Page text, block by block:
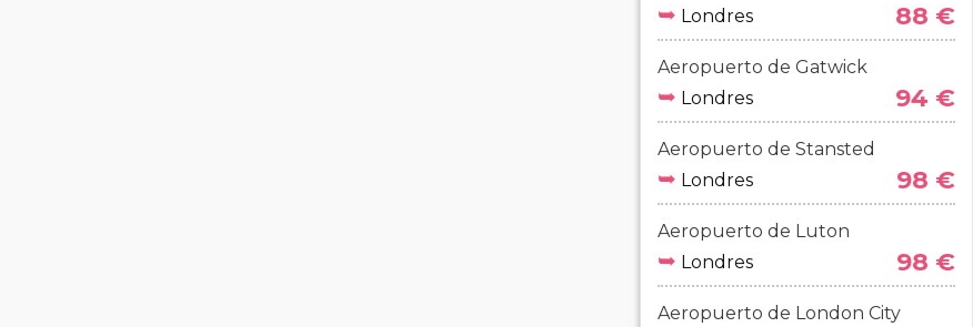
➥ Londres 88 €
Aeropuerto de Gatwick
➥ Londres 94 €
Aeropuerto de Stansted
➥ Londres 98 €
Aeropuerto de Luton
➥ Londres 98 €
Aeropuerto de London City